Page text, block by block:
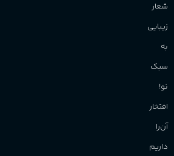
شعار
زیبایی
به
سبک
نو!
افتخار
آن‌را
داریم